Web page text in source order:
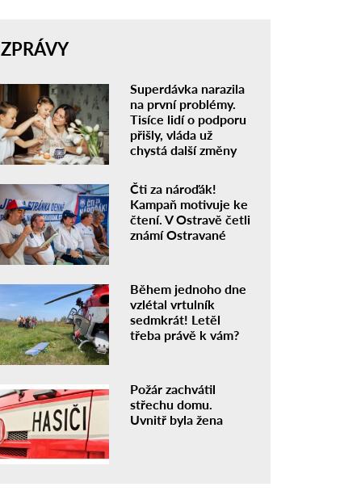
ZPRÁVY
Superdávka narazila
na první problémy.
Tisíce lidí o podporu
přišly, vláda už
chystá další změny
Čti za nároďák!
Kampaň motivuje ke
čtení. V Ostravě četli
známí Ostravané
Během jednoho dne
vzlétal vrtulník
sedmkrát! Letěl
třeba právě k vám?
Požár zachvátil
střechu domu.
Uvnitř byla žena